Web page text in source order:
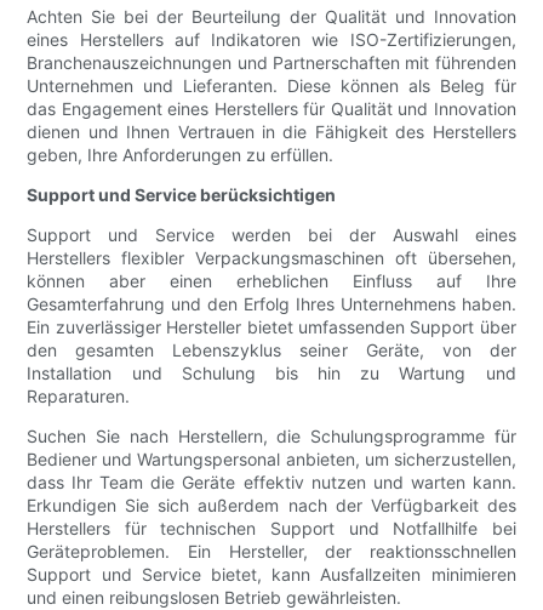
Achten Sie bei der Beurteilung der Qualität und Innovation
eines Herstellers auf Indikatoren wie ISO-Zertifizierungen,
Branchenauszeichnungen und Partnerschaften mit führenden
Unternehmen und Lieferanten. Diese können als Beleg für
das Engagement eines Herstellers für Qualität und Innovation
dienen und Ihnen Vertrauen in die Fähigkeit des Herstellers
geben, Ihre Anforderungen zu erfüllen.
Support und Service berücksichtigen
Support und Service werden bei der Auswahl eines
Herstellers flexibler Verpackungsmaschinen oft übersehen,
können aber einen erheblichen Einfluss auf Ihre
Gesamterfahrung und den Erfolg Ihres Unternehmens haben.
Ein zuverlässiger Hersteller bietet umfassenden Support über
den gesamten Lebenszyklus seiner Geräte, von der
Installation und Schulung bis hin zu Wartung und
Reparaturen.
Suchen Sie nach Herstellern, die Schulungsprogramme für
Bediener und Wartungspersonal anbieten, um sicherzustellen,
dass Ihr Team die Geräte effektiv nutzen und warten kann.
Erkundigen Sie sich außerdem nach der Verfügbarkeit des
Herstellers für technischen Support und Notfallhilfe bei
Geräteproblemen. Ein Hersteller, der reaktionsschnellen
Support und Service bietet, kann Ausfallzeiten minimieren
und einen reibungslosen Betrieb gewährleisten.